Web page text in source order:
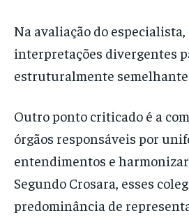
Na avaliação do
interpretações divergentes
estruturalmente
Outro ponto criticado é a
órgãos responsáveis por
entendimentos e
Segundo Crosara, esses
predominância de